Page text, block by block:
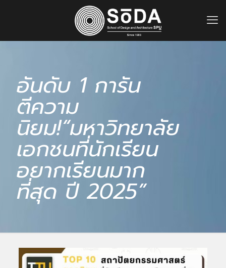
อันดับ 1 การัน
ตีความ
นิยม!“มหาวิทยาลัย
เอกชนที่นักเรียน
อยากเรียนมาก
ที่สุด ปี 2025”